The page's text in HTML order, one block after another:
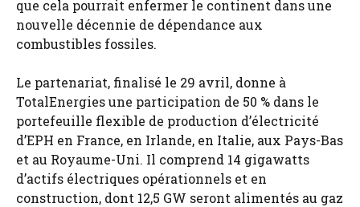
que cela pourrait enfermer le continent dans une
nouvelle décennie de dépendance aux
combustibles fossiles.
Le partenariat, finalisé le 29 avril, donne à
TotalEnergies une participation de 50 % dans le
portefeuille flexible de production d’électricité
d’EPH en France, en Irlande, en Italie, aux Pays-Bas
et au Royaume-Uni. Il comprend 14 gigawatts
d’actifs électriques opérationnels et en
construction, dont 12,5 GW seront alimentés au gaz